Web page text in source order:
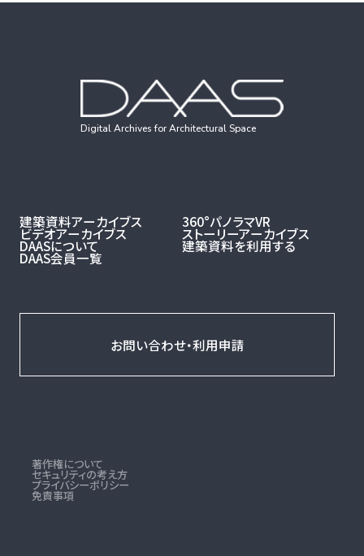
Digital Archives for Architectural Space
建築資料アーカイブス 360°パノラマVR
ビデオアーカイブス ストーリーアーカイブス
DAASについて 建築資料を利用する
DAAS会員一覧
お問い合わせ・利用申請
著作権について
セキュリティの考え方
プライバシーポリシー
免責事項